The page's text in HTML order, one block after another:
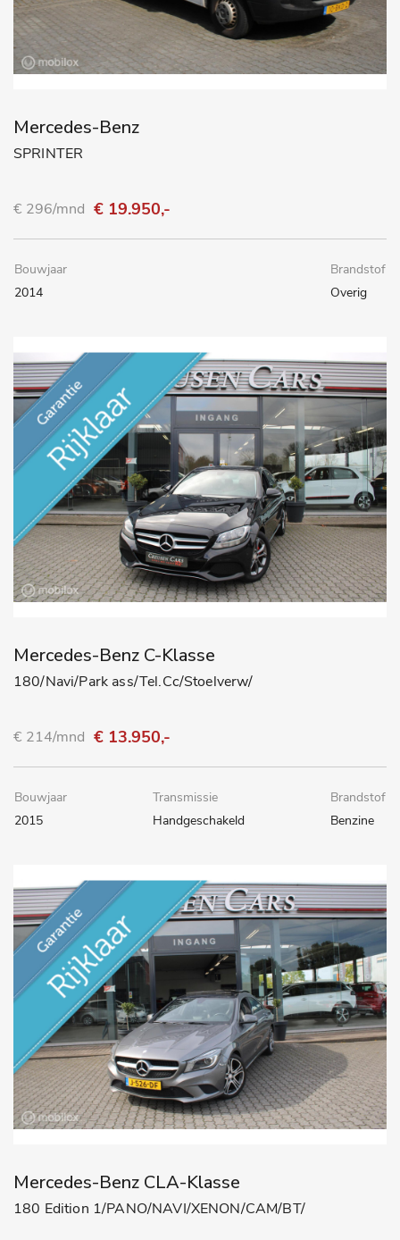
Mercedes-Benz
SPRINTER
€ 296/mnd € 19.950,-
Bouwjaar
2014
Brandstof
Overig
Mercedes-Benz C-Klasse
180/Navi/Park ass/Tel.Cc/Stoelverw/
€ 214/mnd € 13.950,-
Bouwjaar
2015
Transmissie
Handgeschakeld
Brandstof
Benzine
Mercedes-Benz CLA-Klasse
180 Edition 1/PANO/NAVI/XENON/CAM/BT/